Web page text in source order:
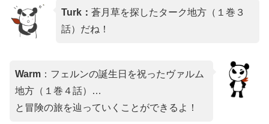
Turk： 蒼月草を探したターク地方（１巻３
話）だね！
Warm ：フェルンの誕生日を祝ったヴァルム
地方（１巻４話）…
と冒険の旅を辿っていくことができるよ！